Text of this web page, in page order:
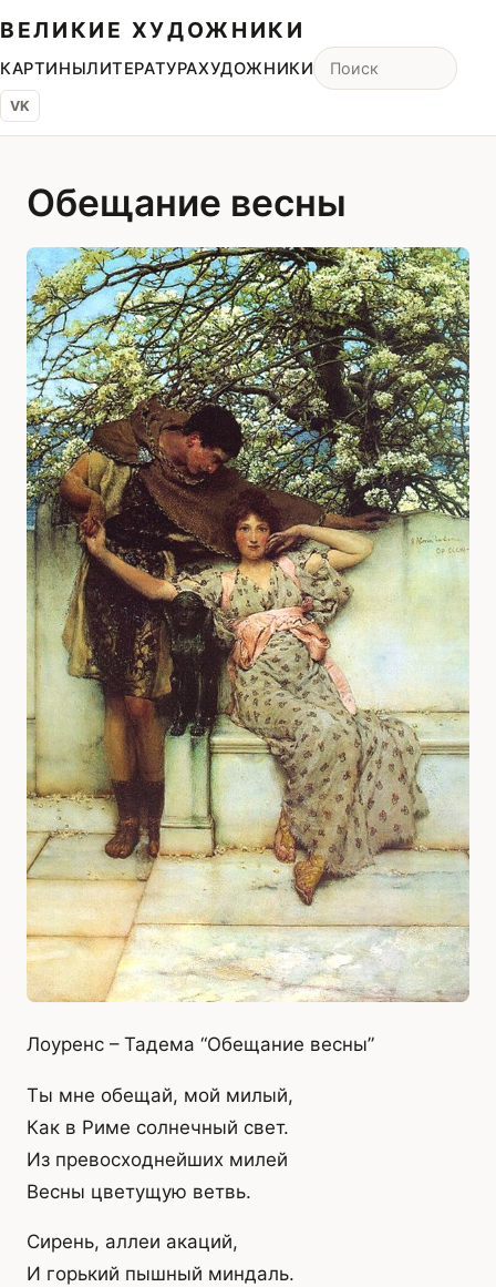
ВЕЛИКИЕ ХУДОЖНИКИ
КАРТИНЫЛИТЕРАТУРАХУДОЖНИКИ
VK
Обещание весны
Лоуренс – Тадема “Обещание весны”
Ты мне обещай, мой милый,
Как в Риме солнечный свет.
Из превосходнейших милей
Весны цветущую ветвь.
Сирень, аллеи акаций,
И горький пышный миндаль.